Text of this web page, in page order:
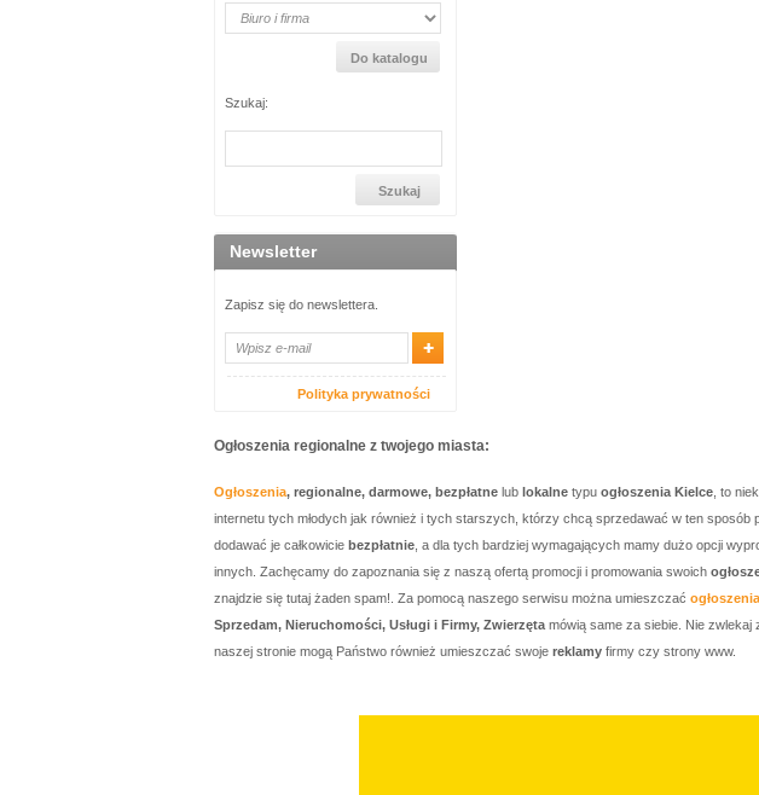
Szukaj:
Newsletter
Zapisz się do newslettera.
Polityka prywatności
Ogłoszenia regionalne z twojego miasta:
Ogłoszenia, regionalne, darmowe, bezpłatne lub lokalne typu ogłoszenia Kielce , to
internetu tych młodych jak również i tych starszych, którzy chcą sprzedawać w ten sposób
dodawać je całkowicie bezpłatnie , a dla tych bardziej wymagających mamy dużo opcji
innych. Zachęcamy do zapoznania się z naszą ofertą promocji i promowania swoich
znajdzie się tutaj żaden spam!. Za pomocą naszego serwisu można umieszczać ogłoszenia
Sprzedam, Nieruchomości, Usługi i Firmy, Zwierzęta mówią same za siebie. Nie zwlekaj
naszej stronie mogą Państwo również umieszczać swoje reklamy firmy czy strony www.